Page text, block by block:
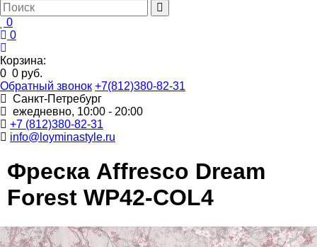
0
0
Корзина:
0 0 руб.
Обратный звонок +7(812)380-82-31
Санкт-Петребург
ежедневно, 10:00 - 20:00
+7 (812)380-82-31
info@loyminastyle.ru
Фреска Affresco Dream
Forest WP42-COL4